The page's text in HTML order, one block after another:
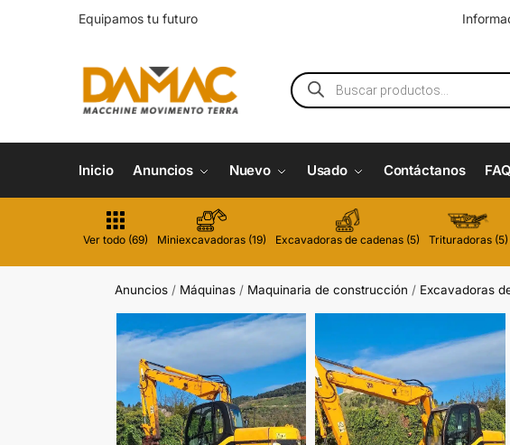
Equipamos tu futuro
Inicio Anuncios Nuevo Usado Contáctanos FAQ
Ver todo (69) Miniexcavadoras (19) Excavadoras de cadenas (5) Trituradoras (5)
Anuncios / Máquinas / Maquinaria de construcción / Excavadoras